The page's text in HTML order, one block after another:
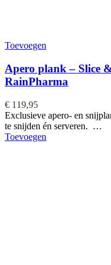
Toevoegen
Apero plank – Slice
RainPharma
€ 119,95
Exclusieve apero- en
te snijden én serveren. …
Toevoegen